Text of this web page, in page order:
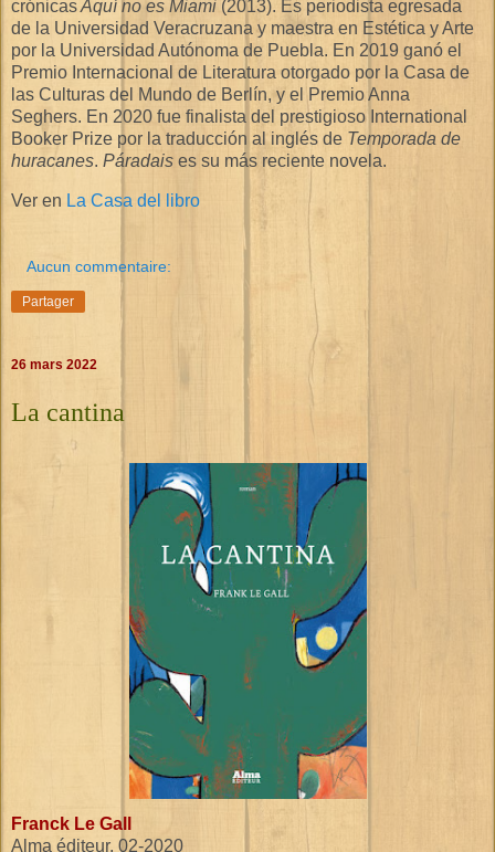
crónicasAquí no es Miami (2013). Es periodista egresada
de la Universidad Veracruzana y maestra en Estética y Arte
por la Universidad Autónoma de Puebla. En 2019 ganó el
Premio Internacional de Literatura otorgado por la Casa de
las Culturas del Mundo de Berlín, y el Premio Anna
Seghers. En 2020 fue finalista del prestigioso International
Booker Prize por la traducción al inglés de Temporada de
huracanes. Páradais es su más reciente novela.
Ver en La Casa del libro
Aucun commentaire:
Partager
26 mars 2022
La cantina
Franck Le Gall
Alma éditeur, 02-2020